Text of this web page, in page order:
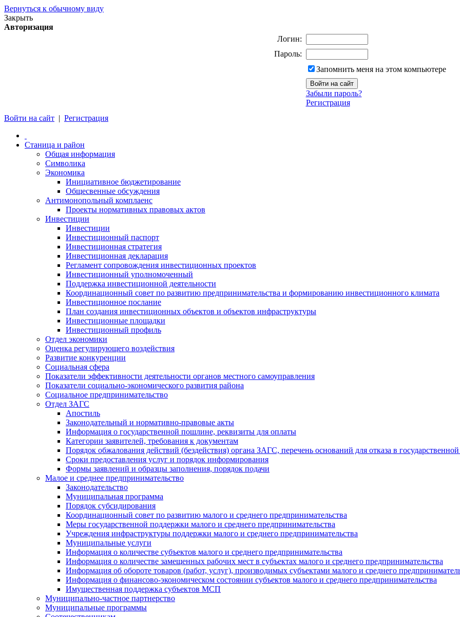
Вернуться к обычному виду
Закрыть
Авторизация
Логин:
Пароль:
Запомнить меня на этом компьютере
Забыли пароль?
Регистрация
Войти на сайт | Регистрация
Станица и район
Общая информация
Символика
Экономика
Инициативное бюджетирование
Общесвенные обсуждения
Антимонопольный комплаенс
Проекты нормативных правовых актов
Инвестиции
Инвестиции
Инвестиционный паспорт
Инвестиционная стратегия
Инвестиционная декларация
Регламент сопровождения инвестиционных проектов
Инвестиционный уполномоченный
Поддержка инвестиционной деятельности
Координационный совет по развитию предпринимательства и формированию инвестиционного климата
Инвестиционное послание
План создания инвестиционных объектов и объектов инфраструктуры
Инвестиционные площадки
Инвестиционный профиль
Отдел экономики
Оценка регулирующего воздействия
Развитие конкуренции
Социальная сфера
Показатели эффективности деятельности органов местного самоуправления
Показатели социально-экономического развития района
Социальное предпринимательство
Отдел ЗАГС
Апостиль
Законодательный и нормативно-правовые акты
Информация о государственной пошлине, реквизиты для оплаты
Категории заявителей, требования к документам
Порядок обжалования действий (бездействия) органа ЗАГС, перечень оснований для отказа в
Сроки предоставления услуг и порядок информирования
Формы заявлений и образцы заполнения, порядок подачи
Малое и среднее предпринимательство
Законодательство
Муниципальная программа
Порядок субсидирования
Координационный совет по развитию малого и среднего предпринимательства
Меры государственной поддержки малого и среднего предпринимательства
Учреждения инфраструктуры поддержки малого и среднего предпринимательства
Муниципальные услуги
Информация о количестве субъектов малого и среднего предпринимательства
Информация о количестве замещенных рабочих мест в субъектах малого и среднего предпринимательства
Информация об обороте товаров (работ, услуг), производимых субъектами малого и среднего
Информация о финансово-экономическом состоянии субъектов малого и среднего предпринимательства
Имущественная поддержка субъектов МСП
Муниципально-частное партнерство
Муниципальные программы